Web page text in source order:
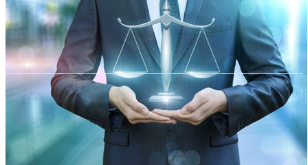
Ograniczenie wolności działalności
gospodarczej